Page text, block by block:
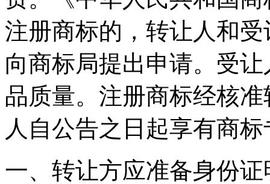
注册商标的，转让人和
向商标局提出申请。受
品质量。注册商标经核
人自公告之日起享有商
一、转让方应准备身份